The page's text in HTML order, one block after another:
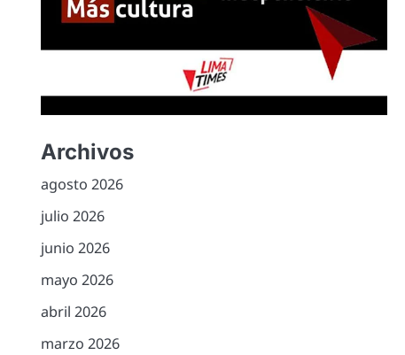
Archivos
agosto 2026
julio 2026
junio 2026
mayo 2026
abril 2026
marzo 2026